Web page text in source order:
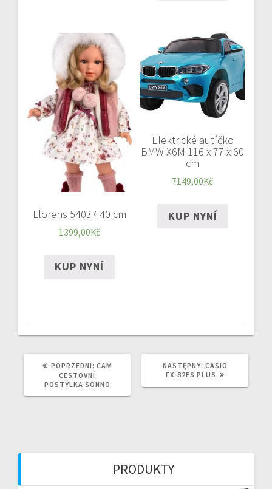
Llorens 54037 40 cm
1399,00Kč
KUP NYNÍ
Elektrické autíčko
BMW X6M 116 x 77 x 60
cm
7149,00Kč
KUP NYNÍ
POPRZEDNI: POPRZEDNI
CAM
CESTOVNÍ
POSTÝLKA SONNO
NASTĘPNY: NASTĘPNY
WPIS:
CASIO
FX-82ES PLUS
PRODUKTY